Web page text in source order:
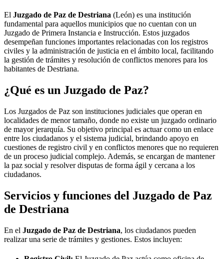
El Juzgado de Paz de Destriana (León) es una institución
fundamental para aquellos municipios que no cuentan con un
Juzgado de Primera Instancia e Instrucción. Estos juzgados
desempeñan funciones importantes relacionadas con los registros
civiles y la administración de justicia en el ámbito local, facilitando
la gestión de trámites y resolución de conflictos menores para los
habitantes de Destriana.
¿Qué es un Juzgado de Paz?
Los Juzgados de Paz son instituciones judiciales que operan en
localidades de menor tamaño, donde no existe un juzgado ordinario
de mayor jerarquía. Su objetivo principal es actuar como un enlace
entre los ciudadanos y el sistema judicial, brindando apoyo en
cuestiones de registro civil y en conflictos menores que no requieren
de un proceso judicial complejo. Además, se encargan de mantener
la paz social y resolver disputas de forma ágil y cercana a los
ciudadanos.
Servicios y funciones del Juzgado de Paz
de Destriana
En el Juzgado de Paz de Destriana, los ciudadanos pueden
realizar una serie de trámites y gestiones. Estos incluyen: